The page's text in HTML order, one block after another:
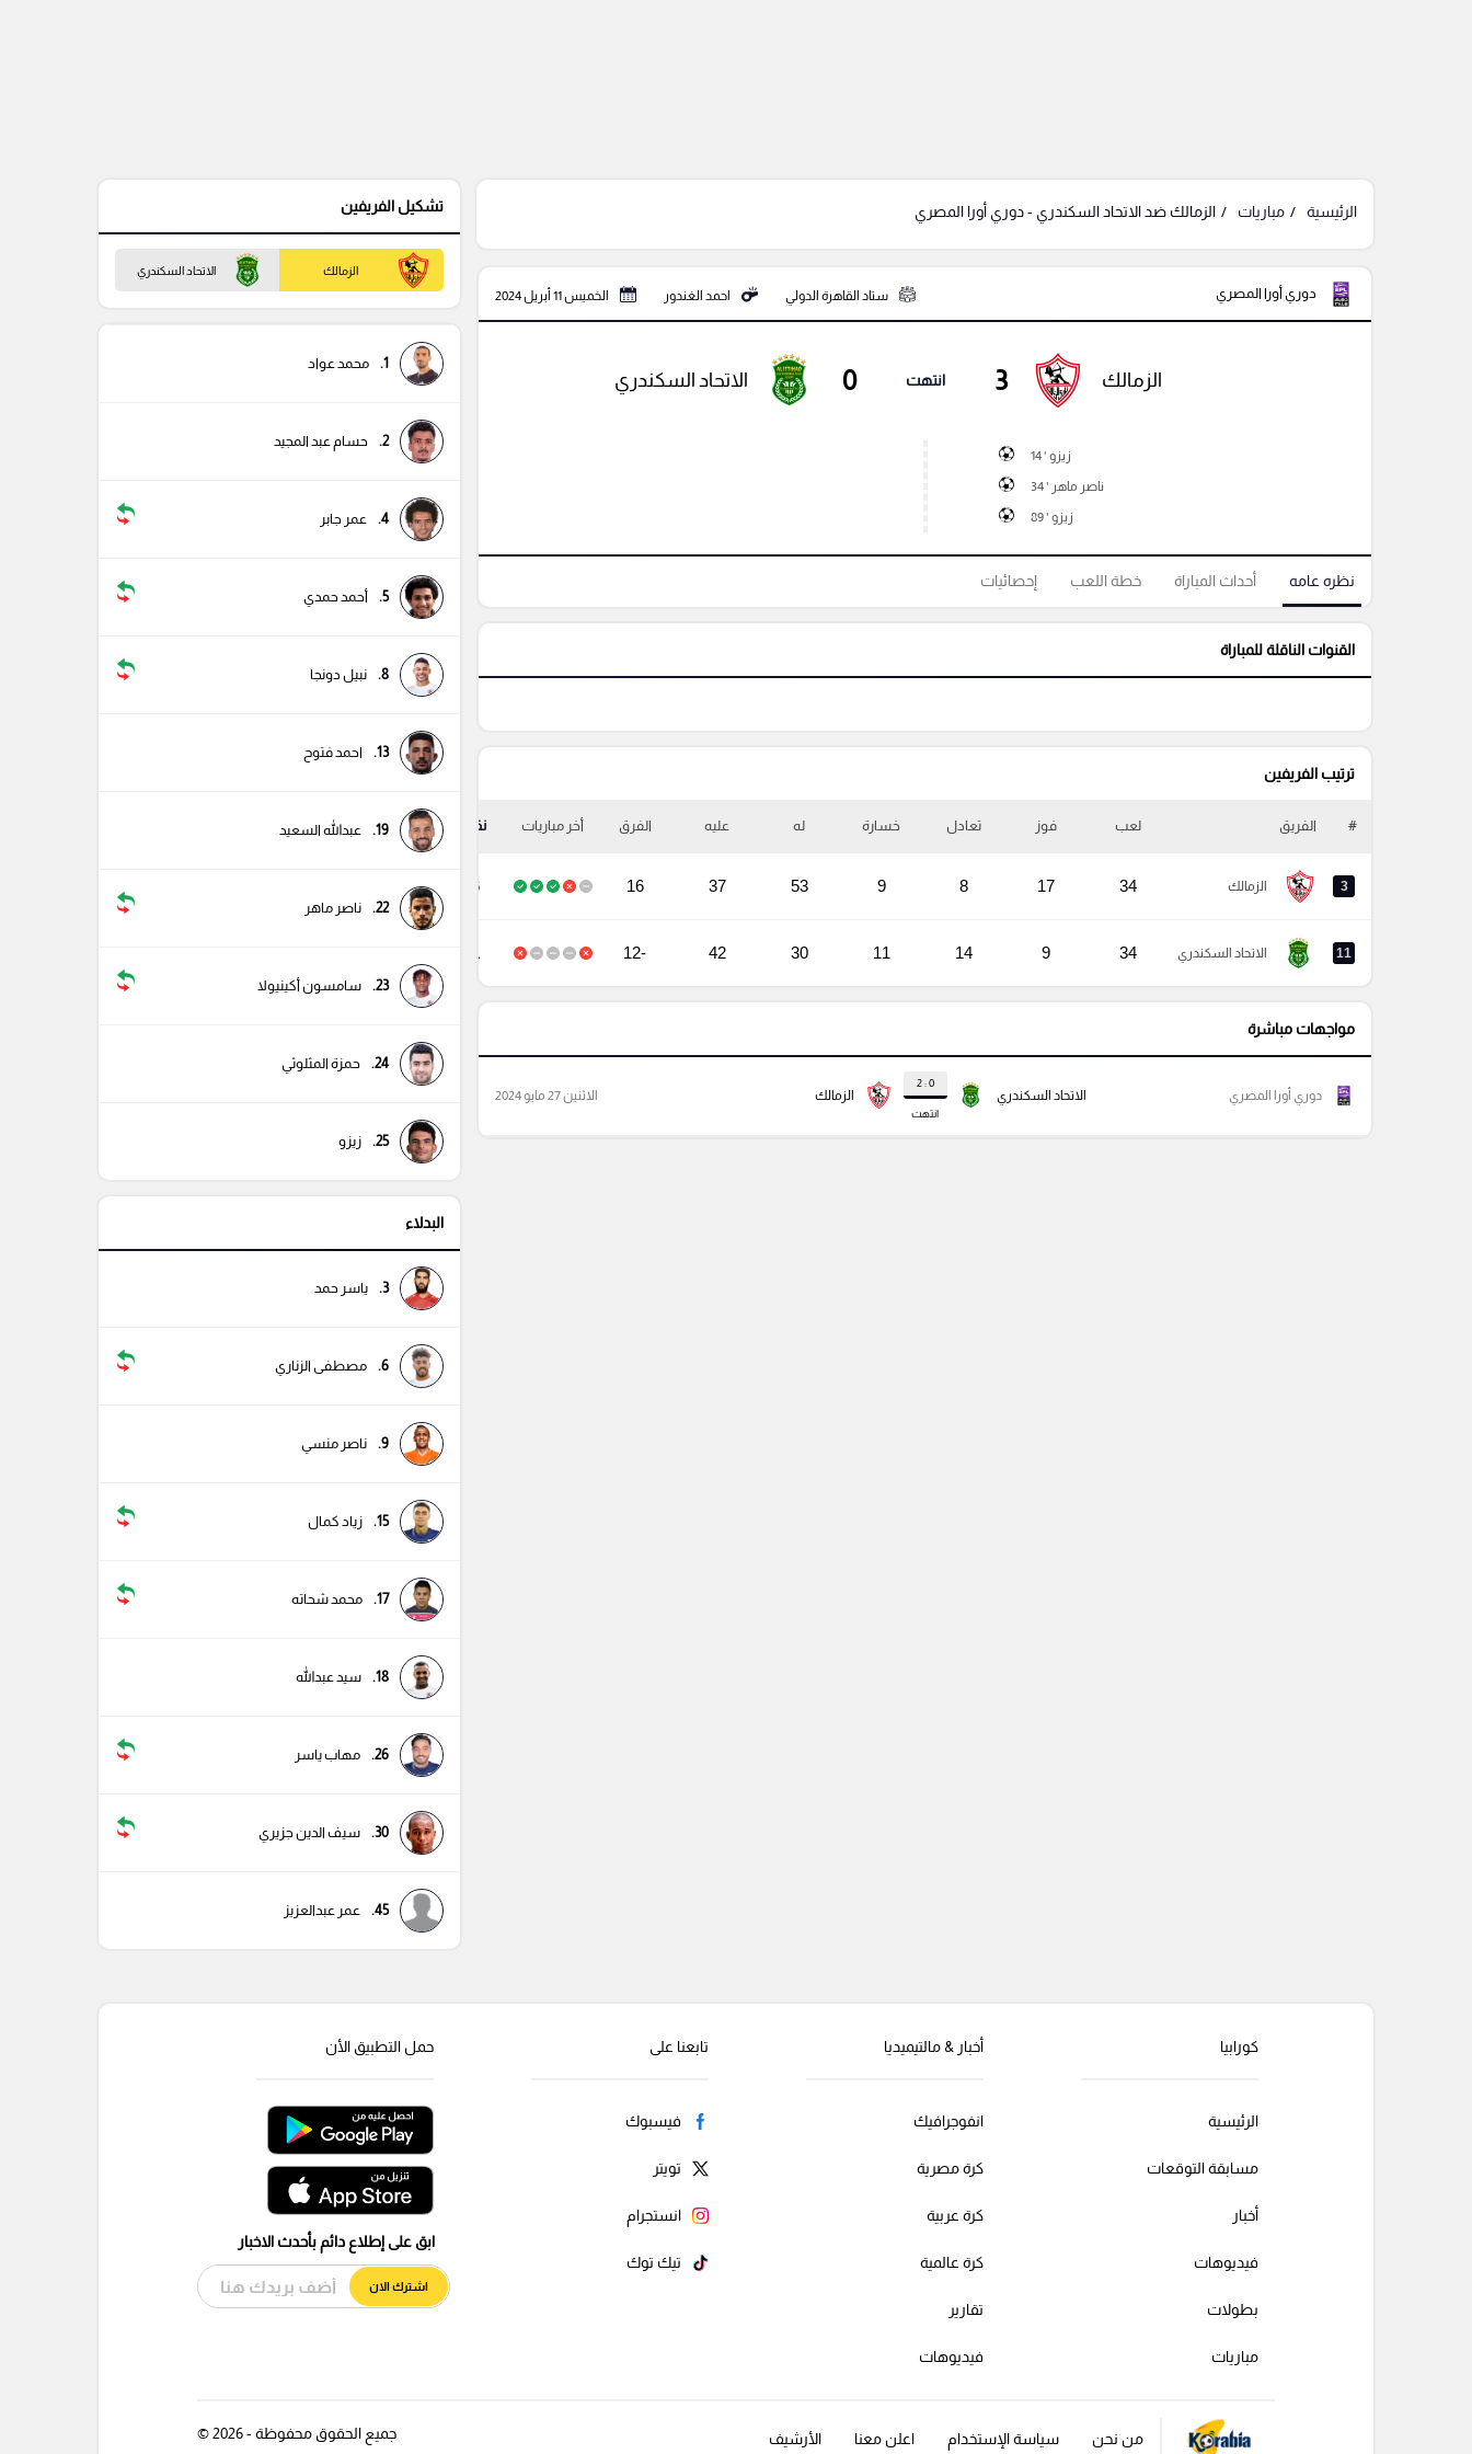
الرئيسية مباريات الزمالك ضد الاتحاد السكندري - دوري أورا المصري
دوري أورا المصري ستاد القاهرة الدولي احمد الغندور الخميس 11 أبريل 2024
الزمالك 3 انتهت 0 الاتحاد السكندري
زيزو ' 14
ناصر ماهر ' 34
زيزو ' 89
نظره عامه أحداث المباراة خطة اللعب إحصائيات
القنوات الناقلة للمباراة
ترتيب الفريفين
# الفريق لعب فوز تعادل خسارة له عليه الفرق أخر مباريات نقاط
3 الزمالك 34
17
8
9
53
37
16
56
11 الاتحاد السكندري 34
9
14
11
30
42
-12
41
مواجهات مباشرة
الاتحاد السكندري
0 : 2
انتهت
الزمالك دوري أورا المصري الاثنين 27 مايو 2024
تشكيل الفريفين
الزمالك الاتحاد السكندري
1. محمد عواد
2. حسام عبد المجيد
4. عمر جابر
5. أحمد حمدي
8. نبيل دونجا
13. احمد فتوح
19. عبدالله السعيد
22. ناصر ماهر
23. سامسون أكينيولا
24. حمزة المثلوثي
25. زيزو
البدلاء
3. ياسر حمد
6. مصطفى الزناري
9. ناصر منسي
15. زياد كمال
17. محمد شحاته
18. سيد عبدالله
26. مهاب ياسر
30. سيف الدين جزيري
45. عمر عبدالعزيز
كورابيا
الرئيسية
مسابقة التوقعات
أخبار
فيديوهات
بطولات
مباريات
أخبار & مالتيميديا
انفوجرافيك
كرة مصرية
كرة عربية
كرة عالمية
تقارير
فيديوهات
تابعنا على
فيسبوك
تويتر
انستجرام
تيك توك
حمل التطبيق الأن
ابق على إطلاع دائم بأحدث الاخبار
اشترك الان
من نحن سياسة الإستخدام اعلن معنا الأرشيف جميع الحقوق محفوظة - 2026 ©